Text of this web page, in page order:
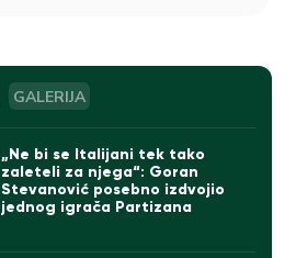
GALERIJA
„Ne bi se Italijani tek tako
zaleteli za njega“: Goran
Stevanović posebno izdvojio
jednog igrača Partizana